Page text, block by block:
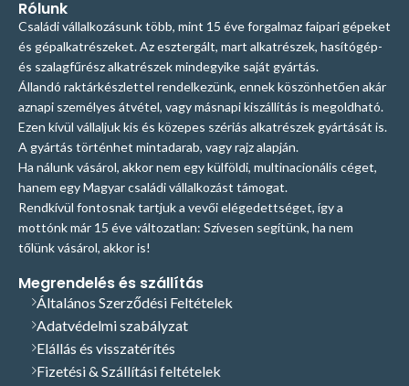
Rólunk
Családi vállalkozásunk több, mint 15 éve forgalmaz faipari gépeket
és gépalkatrészeket. Az esztergált, mart alkatrészek, hasítógép-
és szalagfűrész alkatrészek mindegyike saját gyártás.
Állandó raktárkészlettel rendelkezünk, ennek köszönhetően akár
aznapi személyes átvétel, vagy másnapi kiszállítás is megoldható.
Ezen kívül vállaljuk kis és közepes szériás alkatrészek gyártását is.
A gyártás történhet mintadarab, vagy rajz alapján.
Ha nálunk vásárol, akkor nem egy külföldi, multinacionális céget,
hanem egy Magyar családi vállalkozást támogat.
Rendkívül fontosnak tartjuk a vevői elégedettséget, így a
mottónk már 15 éve változatlan: Szívesen segítünk, ha nem
tőlünk vásárol, akkor is!
Megrendelés és szállítás
Általános Szerződési Feltételek
Adatvédelmi szabályzat
Elállás és visszatérítés
Fizetési & Szállítási feltételek